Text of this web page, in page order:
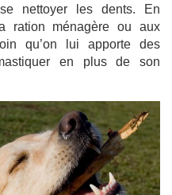
nettoyer les dents. En
ration ménagère ou aux
qu’on lui apporte des
en plus de son